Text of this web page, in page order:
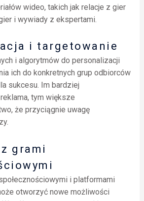
wideo, takich jak relacje z gier
i wywiady z ekspertami.
i targetowanie
i algorytmów do personalizacji
ich do konkretnych grup odbiorców
sukcesu. Im bardziej
tym większe
że przyciągnie uwagę
grami
i platformami
otworzyć nowe możliwości